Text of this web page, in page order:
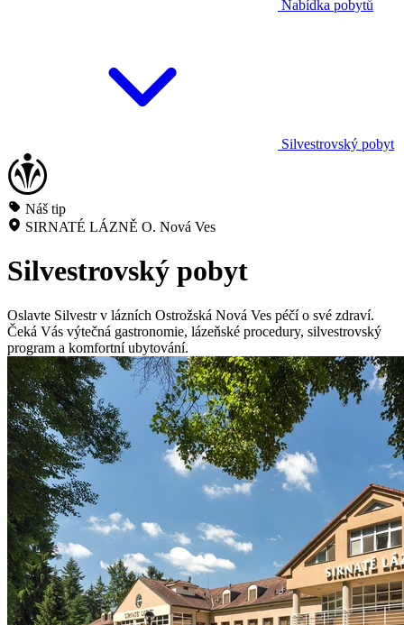
Nabídka pobytů
Silvestrovský pobyt
Náš tip
SIRNATÉ LÁZNĚ O. Nová Ves
Silvestrovský pobyt
Oslavte Silvestr v lázních Ostrožská Nová Ves péčí o své zdraví.
Čeká Vás výtečná gastronomie, lázeňské procedury, silvestrovský
program a komfortní ubytování.